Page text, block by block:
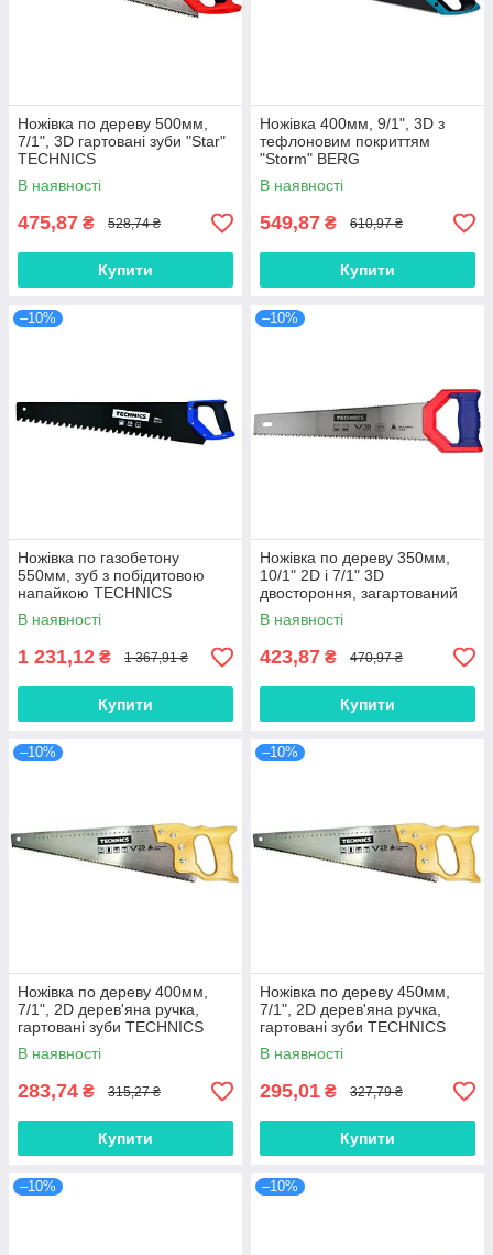
Ножівка по дереву 500мм,
7/1", 3D гартовані зуби "Star"
TECHNICS
В наявності
475,87 ₴ 528,74 ₴
Купити
Ножівка 400мм, 9/1", 3D з
тефлоновим покриттям
"Storm" BERG
В наявності
549,87 ₴ 610,97 ₴
Купити
–10%
Ножівка по газобетону
550мм, зуб з побідитовою
напайкою TECHNICS
В наявності
1 231,12 ₴ 1 367,91 ₴
Купити
–10%
Ножівка по дереву 350мм,
10/1" 2D і 7/1" 3D
двостороння, загартований
зуб TECHNICS
В наявності
423,87 ₴ 470,97 ₴
Купити
–10%
Ножівка по дереву 400мм,
7/1", 2D дерев'яна ручка,
гартовані зуби TECHNICS
В наявності
283,74 ₴ 315,27 ₴
Купити
–10%
Ножівка по дереву 450мм,
7/1", 2D дерев'яна ручка,
гартовані зуби TECHNICS
В наявності
295,01 ₴ 327,79 ₴
Купити
–10% –10%